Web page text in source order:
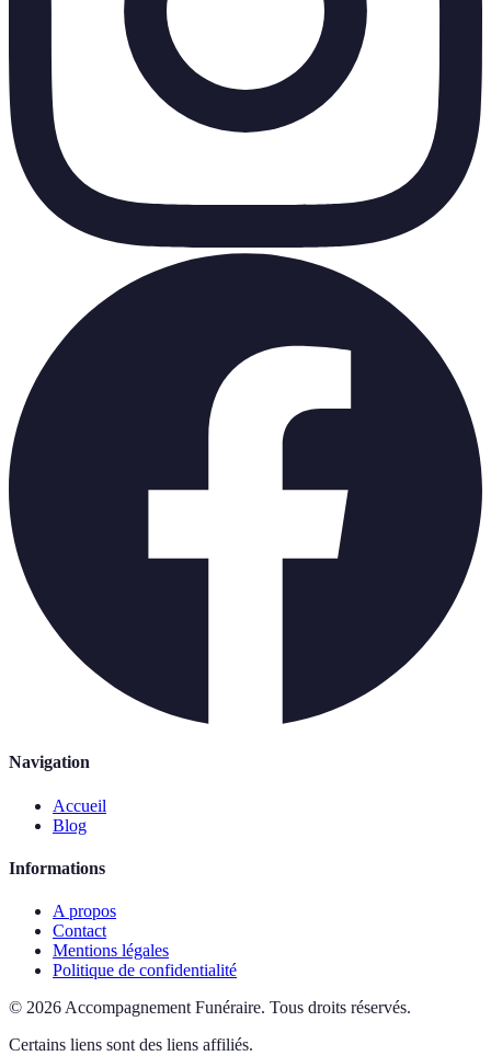
Navigation
Accueil
Blog
Informations
A propos
Contact
Mentions légales
Politique de confidentialité
© 2026 Accompagnement Funéraire. Tous droits réservés.
Certains liens sont des liens affiliés.